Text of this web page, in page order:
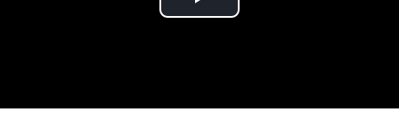
Play Video